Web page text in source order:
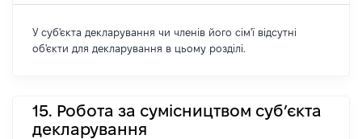
У суб'єкта декларування чи членів його сім'ї відсутні
об'єкти для декларування в цьому розділі.
15. Робота за сумісництвом суб’єкта
декларування